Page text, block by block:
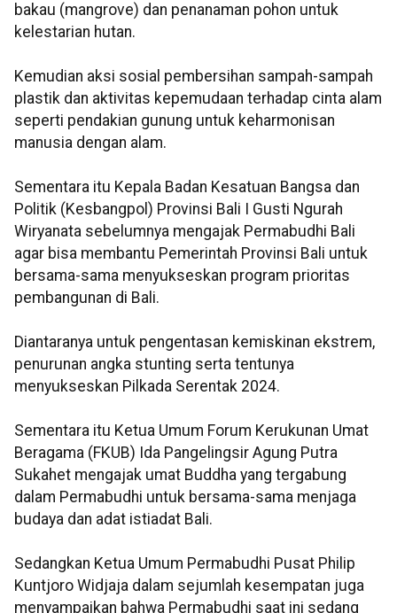
bakau (mangrove) dan penanaman pohon untuk
kelestarian hutan.
Kemudian aksi sosial pembersihan sampah-sampah
plastik dan aktivitas kepemudaan terhadap cinta alam
seperti pendakian gunung untuk keharmonisan
manusia dengan alam.
Sementara itu Kepala Badan Kesatuan Bangsa dan
Politik (Kesbangpol) Provinsi Bali I Gusti Ngurah
Wiryanata sebelumnya mengajak Permabudhi Bali
agar bisa membantu Pemerintah Provinsi Bali untuk
bersama-sama menyukseskan program prioritas
pembangunan di Bali.
Diantaranya untuk pengentasan kemiskinan ekstrem,
penurunan angka stunting serta tentunya
menyukseskan Pilkada Serentak 2024.
Sementara itu Ketua Umum Forum Kerukunan Umat
Beragama (FKUB) Ida Pangelingsir Agung Putra
Sukahet mengajak umat Buddha yang tergabung
dalam Permabudhi untuk bersama-sama menjaga
budaya dan adat istiadat Bali.
Sedangkan Ketua Umum Permabudhi Pusat Philip
Kuntjoro Widjaja dalam sejumlah kesempatan juga
menyampaikan bahwa Permabudhi saat ini sedang